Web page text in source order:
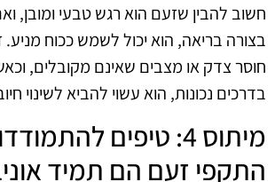
חשוב להבין שזעם הוא רגש טבעי ומובן,
בצורה בריאה, הוא יכול לשמש ככוח
חוסר צדק או מצבים שאינם מקובלים,
בדרכים נכונות, הוא עשוי להביא לשינוי
מיתוס 4: טיפים
התקפי זעם הם תמיד